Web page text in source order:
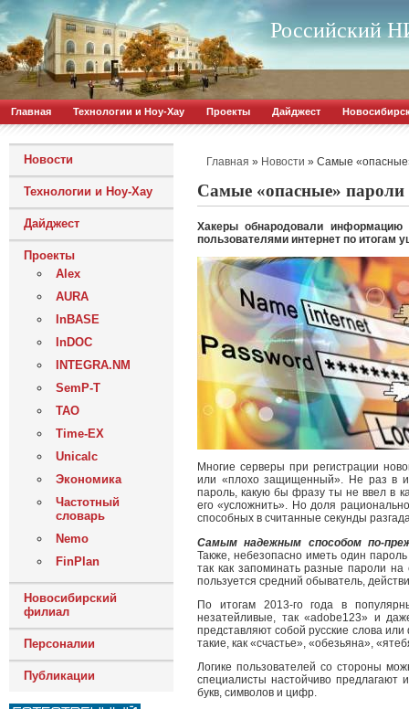
Российский
Главная Технологии и Ноу-Хау Проекты Дайджест
Новости
Технологии и Ноу-Хау
Дайджест
Проекты
Alex
AURA
InBASE
InDOC
INTEGRA.NM
SemP-T
ТАО
Time-EX
Unicalc
Экономика
Частотный
словарь
Nemo
FinPlan
Новосибирский
филиал
Персоналии
Публикации
Главная » Новости » Самые
Самые «опасные» пароли
Хакеры обнародовали
пользователями интернет по итогам
Многие серверы при регистрации
или «плохо защищенный». Не раз в
пароль, какую бы фразу ты не ввел в
его «усложнить». Но доля
способных в считанные секунды
Самым надежным способом по-
Также, небезопасно иметь один
так как запоминать разные пароли на
пользуется средний обыватель,
По итогам 2013-го года в
незатейливые, так «adobe123» и
представляют собой русские слова
такие, как «счастье», «обезьяна»,
Логике пользователей со стороны
специалисты настойчиво предлагают
букв, символов и цифр.